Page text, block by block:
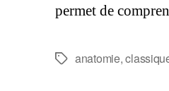
permet de
Étiquettes
anatomie,